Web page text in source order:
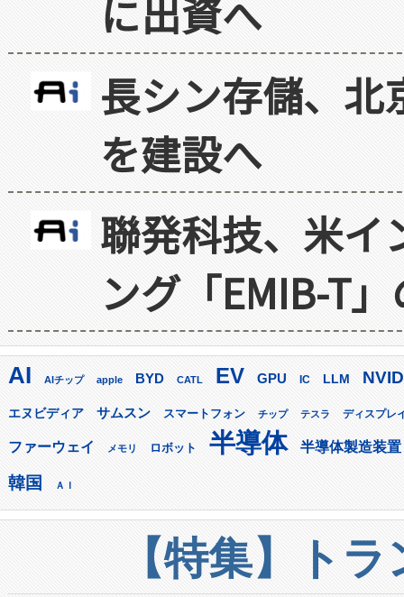
に出資へ
長シン存儲、北
を建設へ
聯発科技、米イ
ング「EMIB-T
AI AIチップ apple BYD CATL EV GPU IC LLM
エヌビディア サムスン スマートフォン チップ テスラ ディスプレ
ファーウェイ メモリ ロボット 半導体 半導体製造装置
韓国 ＡＩ
【特集】ト